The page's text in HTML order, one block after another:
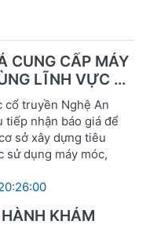
CUNG CẤP MÁY
LĨNH VỰC Y
cổ truyền Nghệ An
tiếp nhận báo giá để
sở xây dựng tiêu
sử dụng máy móc,
KHÁM